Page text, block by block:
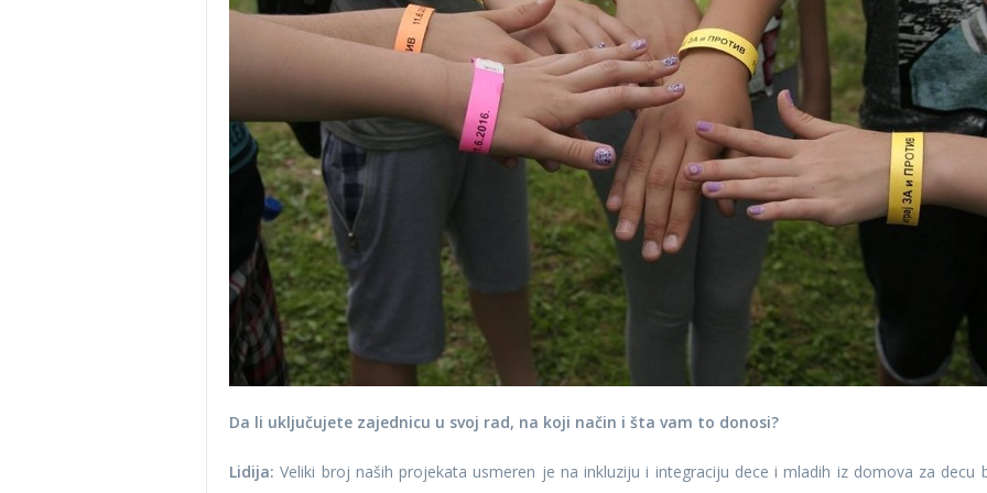
Da li uključujete zajednicu u svoj rad, na koji način i šta vam to donosi?
Lidija: Veliki broj naših projekata usmeren je na inkluziju i integraciju dece i mladih iz domova za decu